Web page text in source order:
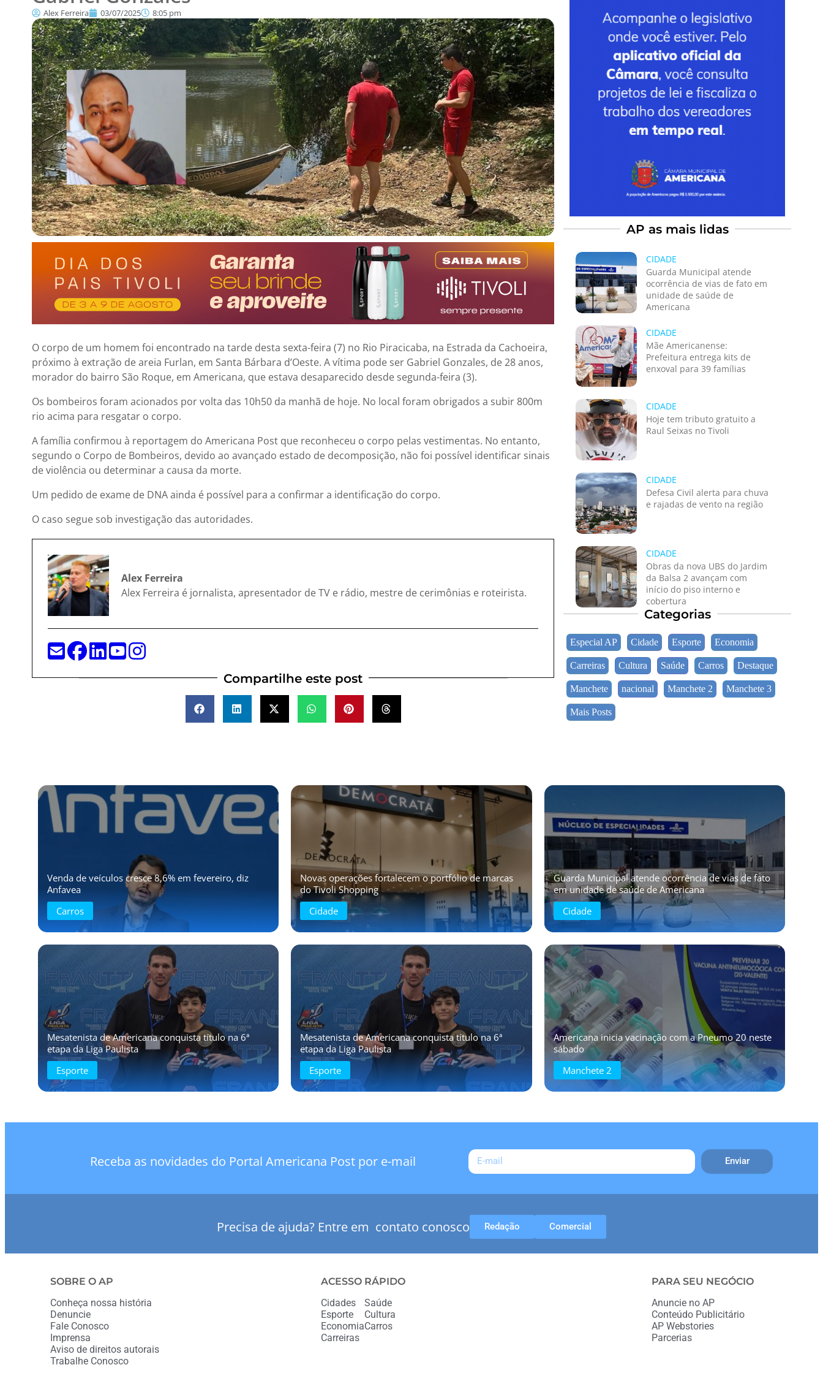
Alex Ferreira 03/07/2025 8:05 pm
O corpo de um homem foi encontrado na tarde desta sexta-feira (7) no Rio Piracicaba, na Estrada da Cachoeira,
próximo à extração de areia Furlan, em Santa Bárbara d’Oeste. A vítima pode ser Gabriel Gonzales, de 28 anos,
morador do bairro São Roque, em Americana, que estava desaparecido desde segunda-feira (3).
Os bombeiros foram acionados por volta das 10h50 da manhã de hoje. No local foram obrigados a subir 800m
rio acima para resgatar o corpo.
Afamília confirmou à reportagem do Americana Post que reconheceu o corpo pelas vestimentas. No entanto,
segundo o Corpo de Bombeiros, devido ao avançado estado de decomposição, não foi possível identificar sinais
de violência ou determinar a causa da morte.
Um pedido de exame de DNA ainda é possível para a confirmar a identificação do corpo.
O caso segue sob investigação das autoridades.
Alex Ferreira
Alex Ferreira é jornalista, apresentador de TV e rádio, mestre de cerimônias e roteirista.
Compartilhe este post
AP as mais lidas
CIDADE
Guarda Municipal atende
ocorrência de vias de fato em
unidade de saúde de
Americana
CIDADE
Mãe Americanense:
Prefeitura entrega kits de
enxoval para 39 famílias
CIDADE
Hoje tem tributo gratuito a
Raul Seixas no Tivoli
CIDADE
Defesa Civil alerta para chuva
e rajadas de vento na região
CIDADE
Obras da nova UBS do Jardim
da Balsa 2 avançam com
início do piso interno e
cobertura
Categorias
Especial AP Cidade Esporte Economia
Carreiras Cultura Saúde Carros Destaque
Manchete nacional Manchete 2 Manchete 3
Mais Posts
Venda de veículos cresce 8,6% em fevereiro, diz
Anfavea
Carros
Novas operações fortalecem o portfólio de marcas
do Tivoli Shopping
Cidade
Guarda Municipal atende ocorrência de vias de fato
em unidade de saúde de Americana
Cidade
Mesatenista de Americana conquista título na 6ª
etapa da Liga Paulista
Esporte
Mesatenista de Americana conquista título na 6ª
etapa da Liga Paulista
Esporte
Americana inicia vacinação com a Pneumo 20 neste
sábado
Manchete 2
Receba as novidades do Portal Americana Post por e-mail Enviar
Precisa de ajuda? Entre em contato conosco Redação Comercial
SOBRE O AP
Conheça nossa história
Denuncie
Fale Conosco
Imprensa
Aviso de direitos autorais
Trabalhe Conosco
ACESSO RÁPIDO
Cidades
Esporte
Economia
Carreiras
Saúde
Cultura
Carros
PARA SEU NEGÓCIO
Anuncie no AP
Conteúdo Publicitário
AP Webstories
Parcerias